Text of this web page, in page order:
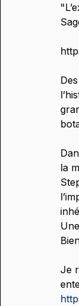
la
Je